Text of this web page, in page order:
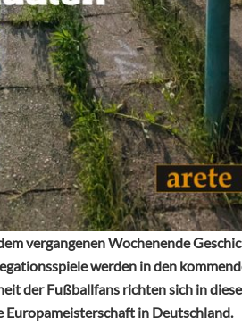
vergangenen Wochenende
werden in den
der Fußballfans richten sich in
Europameisterschaft in Deutschland.